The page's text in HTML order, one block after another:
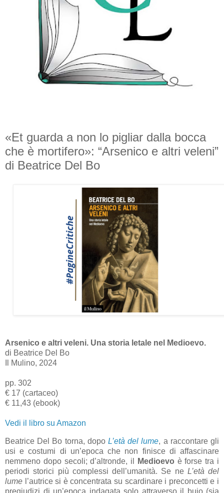
«Et guarda a non lo pigliar dalla bocca
che è mortifero»: “Arsenico e altri veleni”
di Beatrice Del Bo
Arsenico e altri veleni. Una storia letale nel Medioevo.
di Beatrice Del Bo
Il Mulino, 2024
pp. 302
€ 17 (cartaceo)
€ 11,43 (ebook)
Vedi il libro su Amazon
Beatrice Del Bo torna, dopo L’età del lume, a raccontare gli
usi e costumi di un’epoca che non finisce di affascinare
nemmeno dopo secoli; d’altronde, il
Medioevo è forse tra i
periodi storici più complessi dell’umanità. Se ne L’età del
lume l’autrice si è concentrata su scardinare i preconcetti e i